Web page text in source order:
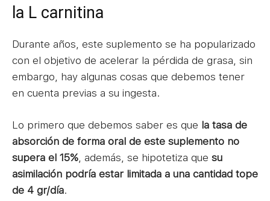
la L carnitina
Durante años, este suplemento se ha popularizado
con el objetivo de acelerar la pérdida de grasa, sin
embargo, hay algunas cosas que debemos tener
en cuenta previas a su ingesta.
Lo primero que debemos saber es que la tasa de
absorción de forma oral de este suplemento no
supera el 15% , además, se hipotetiza que su
asimilación podría estar limitada a una cantidad tope
de 4 gr/día.